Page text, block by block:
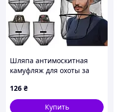
Шляпа антимоскитная
камуфляж для охоты за
Панама с сеткой для
защиты от мошек комаров
126 ₴
Купить